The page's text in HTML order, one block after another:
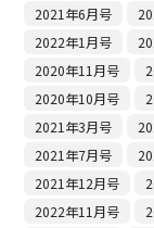
2021年6月号
2022年1月号
2020年11月号
2020年10月号
2021年3月号
2021年7月号
2021年12月号
2022年11月号